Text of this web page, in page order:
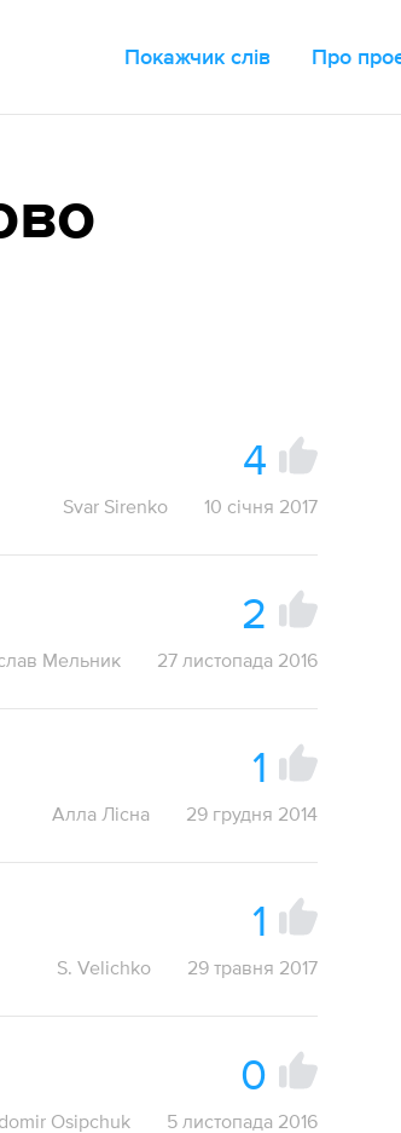
Покажчик слів Про
4
Svar Sirenko 10 січня 2017
2
Мельник 27 листопада 2016
1
Алла Лісна 29 грудня 2014
1
S. Velichko 29 травня 2017
0
Osipchuk 5 листопада 2016